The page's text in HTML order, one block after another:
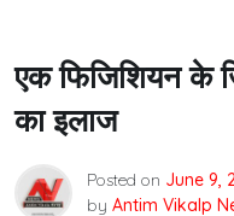
एक फिजिशियन के
का इलाज
Posted on June 9,
by Antim Vikalp